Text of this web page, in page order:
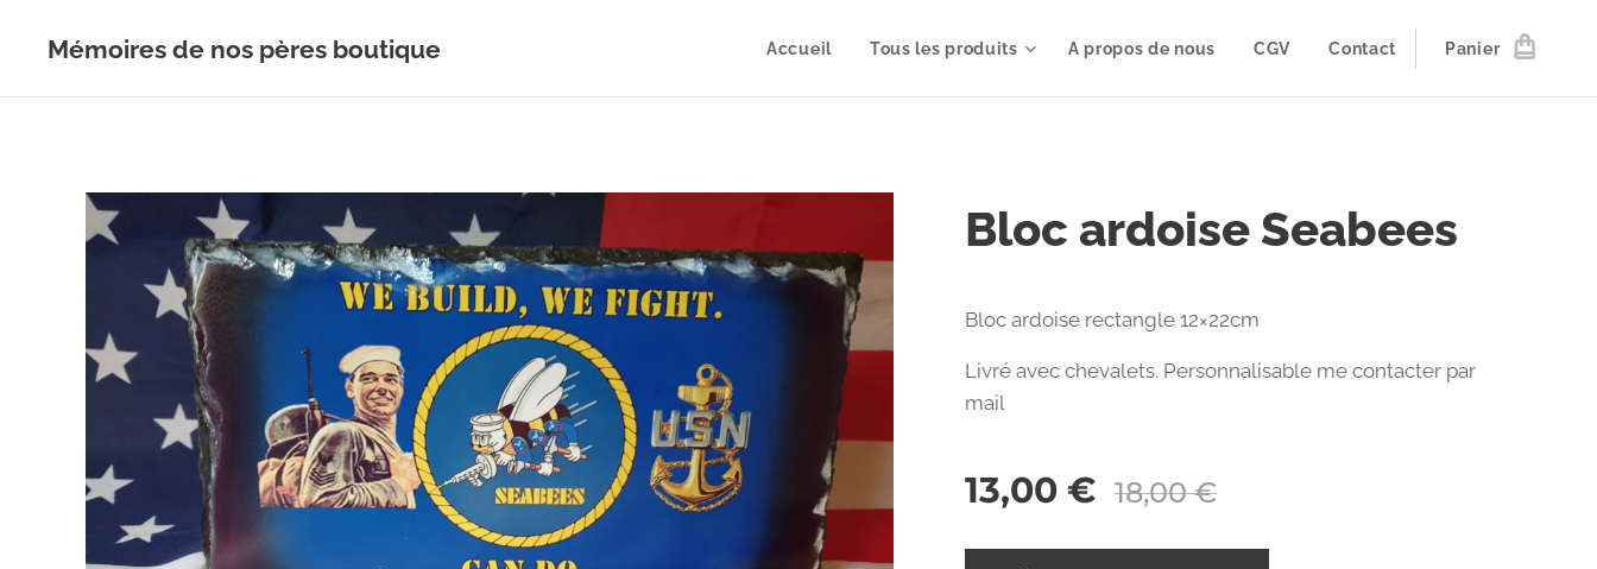
Mémoires de nos pères boutique Accueil Tous les produits A propos de nous CGV Contact Panier
Bloc ardoise Seabees
Bloc ardoise rectangle 12×22cm
Livré avec chevalets. Personnalisable me contacter par
mail
13,00 € 18,00€